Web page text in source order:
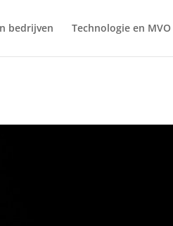
bedrijven Technologie en MVO